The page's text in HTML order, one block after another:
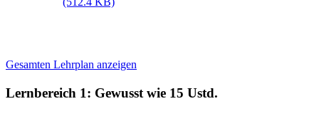
Gesamten Lehrplan anzeigen
Lernbereich 1: Gewusst wie 15 Ustd.